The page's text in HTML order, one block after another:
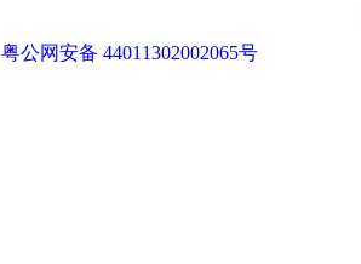
粤公网安备 44011302002065号